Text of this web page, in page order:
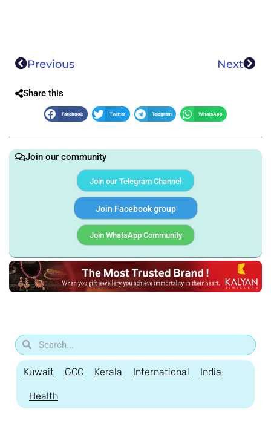
Previous Next
Share this
Facebook Twitter Telegram WhatsApp
Join our community
Join our Telegram Channel
Join Facebook group
Join WhatsApp Community
Kuwait GCC Kerala International India
Health